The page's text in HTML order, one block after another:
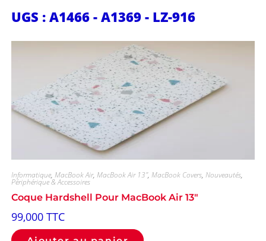
UGS : A1466 - A1369 - LZ-916
Informatique, MacBook Air, MacBook Air 13", MacBook Covers, Nouveautés,
Périphérique & Accessoires
Coque Hardshell Pour MacBook Air 13″
99,000 TTC